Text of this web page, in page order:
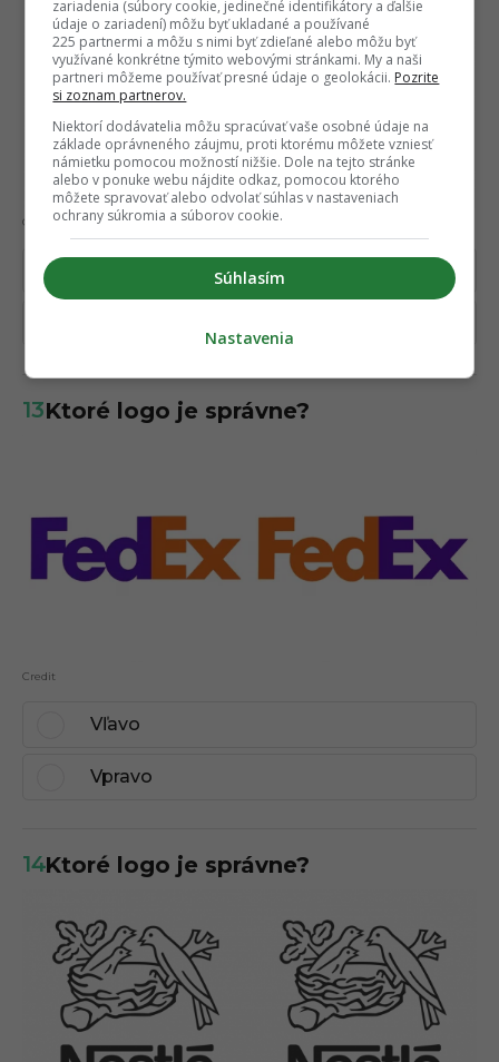
Credit
13Ktoré logo je správne?
Credit
Vľavo
Vpravo
14Ktoré logo je správne?
zariadenia (súbory cookie, jedinečné identifikátory a ďalšie
údaje o zariadení) môžu byť ukladané a používané
225 partnermi a môžu s nimi byť zdieľané alebo môžu byť
využívané konkrétne týmito webovými stránkami. My a naši
partneri môžeme používať presné údaje o geolokácii. Pozrite
si zoznam partnerov.
Niektorí dodávatelia môžu spracúvať vaše osobné údaje na
základe oprávneného záujmu, proti ktorému môžete vzniesť
námietku pomocou možností nižšie. Dole na tejto stránke
alebo v ponuke webu nájdite odkaz, pomocou ktorého
môžete spravovať alebo odvolať súhlas v nastaveniach
ochrany súkromia a súborov cookie.
Súhlasím
Nastavenia